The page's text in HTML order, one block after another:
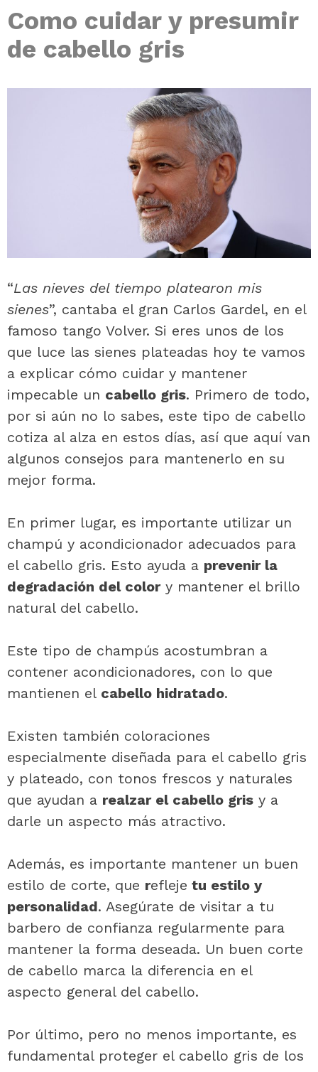
Como cuidar y presumir
de cabello gris
“Las nieves del tiempo platearon mis
sienes”, cantaba el gran Carlos Gardel, en el
famoso tango Volver. Si eres unos de los
que luce las sienes plateadas hoy te vamos
a explicar cómo cuidar y mantener
impecable un cabello gris. Primero de todo,
por si aún no lo sabes, este tipo de cabello
cotiza al alza en estos días, así que aquí van
algunos consejos para mantenerlo en su
mejor forma.
En primer lugar, es importante utilizar un
champú y acondicionador adecuados para
el cabello gris. Esto ayuda a prevenir la
degradación del colory mantener el brillo
natural del cabello.
Este tipo de champús acostumbran a
contener acondicionadores, con lo que
mantienen el cabello hidratado.
Existen también coloraciones
especialmente diseñada para el cabello gris
y plateado, con tonos frescos y naturales
que ayudan a realzar el cabello gris y a
darle un aspecto más atractivo.
Además, es importante mantener un buen
estilo de corte, que refleje tu estilo y
personalidad. Asegúrate de visitar a tu
barbero de confianza regularmente para
mantener la forma deseada. Un buen corte
de cabello marca la diferencia en el
aspecto general del cabello.
Por último, pero no menos importante, es
fundamental proteger el cabello gris de los